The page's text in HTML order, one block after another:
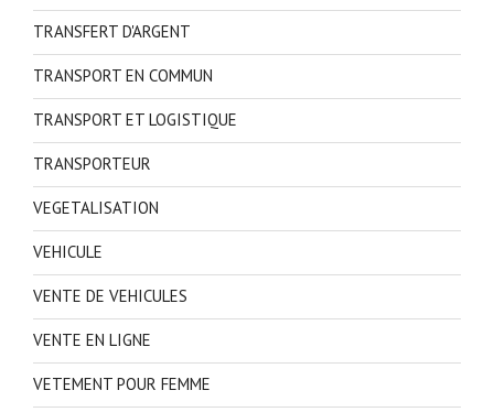
TRANSFERT D'ARGENT
TRANSPORT EN COMMUN
TRANSPORT ET LOGISTIQUE
TRANSPORTEUR
VEGETALISATION
VEHICULE
VENTE DE VEHICULES
VENTE EN LIGNE
VETEMENT POUR FEMME